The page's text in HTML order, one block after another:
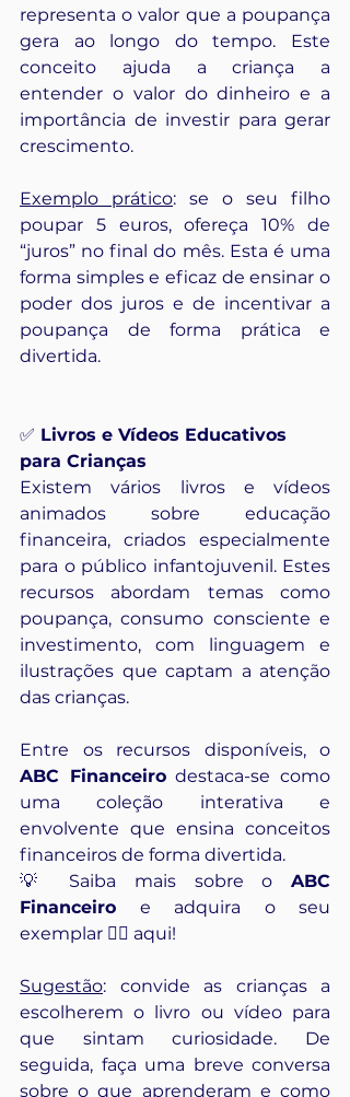
representa o valor que a poupança
gera ao longo do tempo. Este
conceito ajuda a criança a
entender o valor do dinheiro e a
importância de investir para gerar
crescimento.
Exemplo prático: se o seu filho
poupar 5 euros, ofereça 10% de
“juros” no final do mês. Esta é uma
forma simples e eficaz de ensinar o
poder dos juros e de incentivar a
poupança de forma prática e
divertida.
✅ Livros e Vídeos Educativos
para Crianças
Existem vários livros e vídeos
animados sobre educação
financeira, criados especialmente
para o público infantojuvenil. Estes
recursos abordam temas como
poupança, consumo consciente e
investimento, com linguagem e
ilustrações que captam a atenção
das crianças.
ABC Financeiro destaca-se como
uma coleção interativa e
envolvente que ensina conceitos
financeiros de forma divertida.
💡 Saiba mais sobre o ABC
Financeiro e adquira o seu
exemplar 👉🏻 aqui!
Sugestão: convide as crianças a
escolherem o livro ou vídeo para
que sintam curiosidade. De
seguida, faça uma breve conversa
sobre o que aprenderam e como